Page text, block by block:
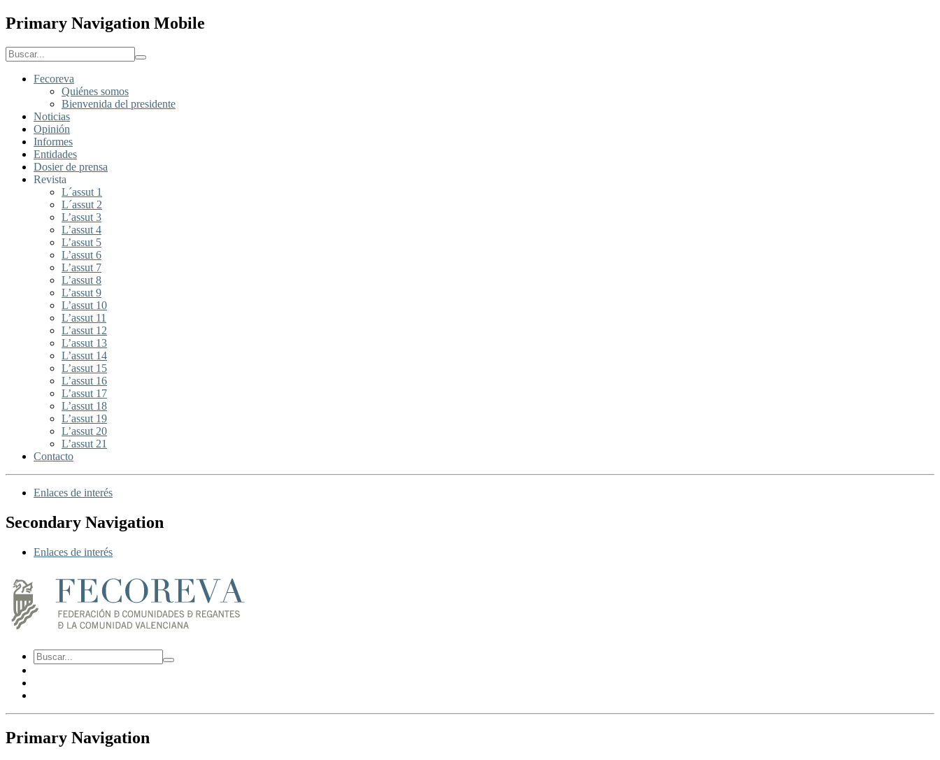
Primary Navigation Mobile
Fecoreva
Quiénes somos
Bienvenida del presidente
Noticias
Opinión
Informes
Entidades
Dosier de prensa
Revista
L´assut 1
L´assut 2
L’assut 3
L’assut 4
L’assut 5
L’assut 6
L’assut 7
L’assut 8
L’assut 9
L’assut 10
L’assut 11
L’assut 12
L’assut 13
L’assut 14
L’assut 15
L’assut 16
L’assut 17
L’assut 18
L’assut 19
L’assut 20
L’assut 21
Contacto
Enlaces de interés
Secondary Navigation
Enlaces de interés
Primary Navigation